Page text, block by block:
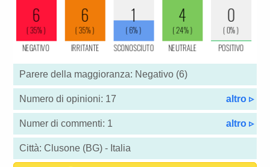
Parere della maggioranza: Negativo (6)
Numero di opinioni: 17 altro ▹
Numer di commenti: 1 altro ▹
Città: Clusone (BG) - Italia